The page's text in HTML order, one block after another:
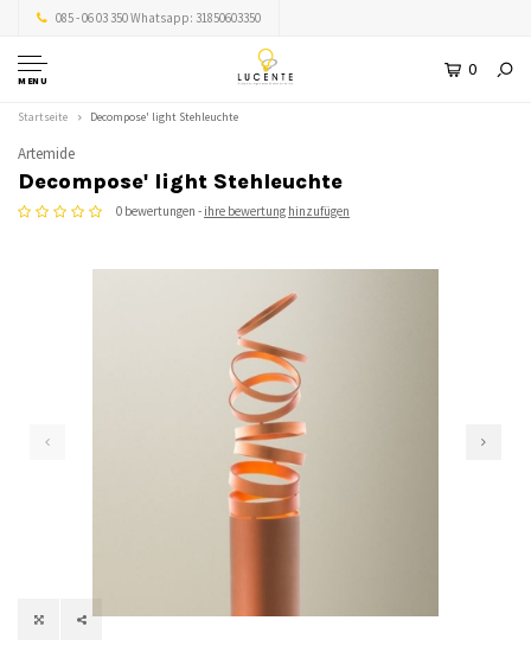
085 - 06 03 350 Whatsapp: 31850603350
MENU
0
Startseite Decompose' light Stehleuchte
Artemide
Decompose' light Stehleuchte
0 bewertungen - ihre bewertung hinzufügen